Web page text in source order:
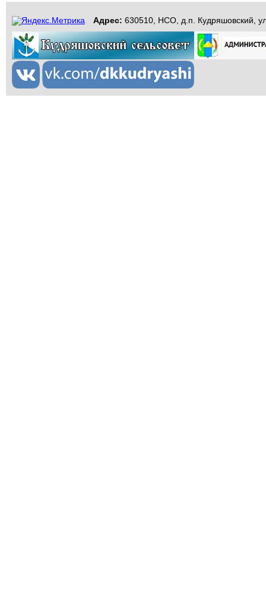
Адрес: 630510, НСО, д.п. Кудряшовский,